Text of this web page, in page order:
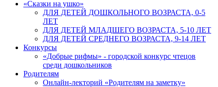
«Сказки на ушко»
ДЛЯ ДЕТЕЙ ДОШКОЛЬНОГО ВОЗРАСТА, 0-5
ЛЕТ
ДЛЯ ДЕТЕЙ МЛАДШЕГО ВОЗРАСТА, 5-10 ЛЕТ
ДЛЯ ДЕТЕЙ СРЕДНЕГО ВОЗРАСТА, 9-14 ЛЕТ
Конкурсы
«Добрые рифмы» - городской конкурс чтецов
среди дошкольников
Родителям
Онлайн-лекторий «Родителям на заметку»